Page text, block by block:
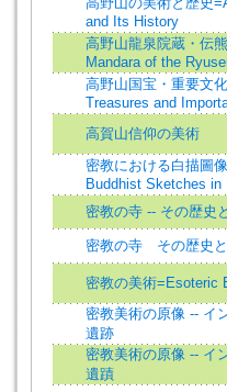
and Its History
高野山龍泉院蔵・伝
Mandara of the
高野山国宝・重要文
Treasures and
高賀山信仰の美術
密教における白描圖
Buddhist Sketches
密教の寺 -- その歴史
密教の寺 その歴史
密教の美術=Esoteric
密教美術の原像 -- イ
遺跡
密教美術の原像 -- イ
遺蹟